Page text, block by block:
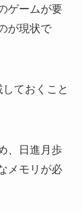
ゲームが要
が現状で
ておくこと
、日進月歩
メモリが必